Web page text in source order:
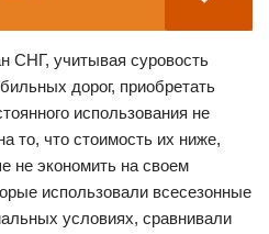
СНГ, учитывая суровость
дорог, приобретать
использования не
то, что стоимость их ниже,
не экономить на своем
использовали всесезонные
условиях, сравнивали